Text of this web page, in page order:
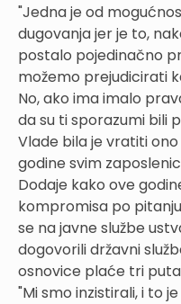
"Jedna je od
dugovanja jer je to,
postalo pojedinačno
možemo prejudicirati
No, ako ima imalo
da su ti sporazumi bili
Vlade bila je vratiti
godine svim
Dodaje kako ove
kompromisa po
se na javne službe
dogovorili državni
osnovice plaće tri
"Mi smo inzistirali, i to